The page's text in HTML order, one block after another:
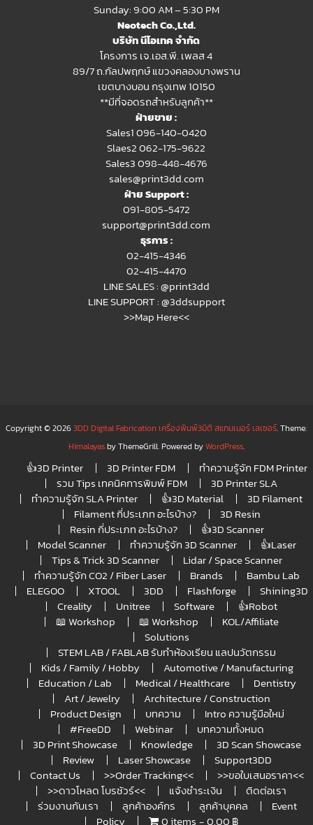
Sunday: 9:00 AM – 5:30 PM
Neotech Co.,Ltd.
บริษัท นีโอเทค จำกัด
โครงการ เจ.เอส.พี. เพลส 4
89/7 ถ.กัลปพฤกษ์ แขวงคลองบางพราน
เขตบางบอน กรุงเทพ 10150
**มีที่จอดรถสำหรับลูกค้า**
ฝ่ายขาย :
Sales1 096-140-0420
Slaes2062-175-9622
Sales3 098-448-4676
sales@print3dd.com
ฝ่าย Support :
091-805-5472
support@print3dd.com
ธุรการ :
02-415-4346
02-415-4470
LINE SALES :@print3dd
LINE SUPPORT :@3ddsupport
>>Map Here<<
Copyright © 20263DD Digital Fabrication เครื่องพิมพ์3มิติ สแกนเนอร์ เลเซอร์. Theme:
Himalayasby ThemeGrill. Powered byWordPress.
👍3D Printer 3D Printer FDM
ทำความรู้จัก FDM Printer
รวม Tips เทคนิคการพิมพ์ FDM
3D Printer SLA
ทำความรู้จัก SLA Printer
👍3D Material
3D Filament
Filament กี่ประเภท อะไรบ้าง?
3D Resin
Resin กี่ประเภท อะไรบ้าง?
👍3D Scanner
Model Scanner
ทำความรู้จัก 3D Scanner
👍Laser
Tips & Trick 3D Scanner
Lidar / Space Scanner
ทำความรู้จัก CO2 / Fiber Laser
Brands
Bambu Lab
ELEGOO
XTOOL 3DD Flashforge
Shining3D
Creality
Unitree Software
👍Robot
📖 Workshop
📖 Workshop
KOL/Affiliate
Solutions
STEM LAB / FABLAB รับทำห้องเรียน แลปนวัตกรรม
Kids / Family / Hobby
Automotive / Manufacturing
Education / Lab
Medical / Healthcare
Dentistry
Art / Jewelry
Architecture / Construction
Product Design
บทความ
Intro ความรู้มือใหม่
#FreeDD
Webinar
บทความทั้งหมด
3D Print Showcase
Knowledge
3D Scan Showcase
Review
Laser Showcase
Support3DD
Contact Us
>>Order Tracking<<
>>ขอใบเสนอราคา<<
>>ดาวโหลด โบรชัวร์<<
แจ้งชำระเงิน
ติดต่อเรา
ร่วมงานกับเรา
ลูกค้าองค์กร ลูกค้าบุคคล
Event
Policy
0 items 0.00 ฿